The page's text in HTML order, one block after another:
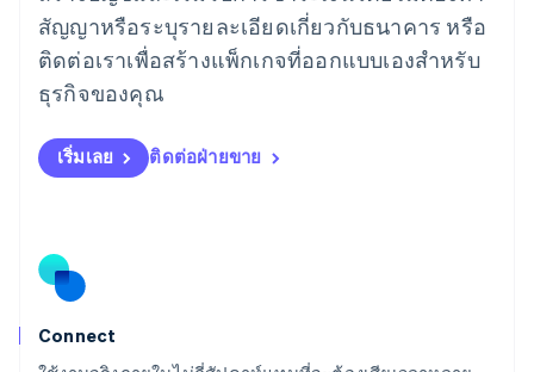
สัญญาหรือระบุรายละเอียดเกี่ยวกับธนาคาร หรือ
ติดต่อเราเพื่อสร้างแพ็กเกจที่ออกแบบเองสำหรับ
ธุรกิจของคุณ
เริ่มเลย ติดต่อฝ่ายขาย
Connect
English
ลิกเตนสไตน์
DeutschEnglish
ลิทัวเนีย
สเปน
EspañolEnglish
สโลวาเกีย
สวิตเซอร์แลนด์
Deutsch
สวีเดน